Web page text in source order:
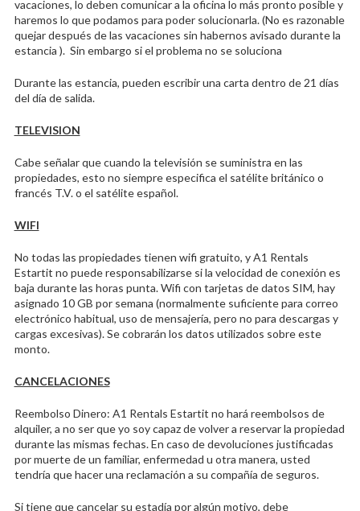
vacaciones, lo deben comunicar a la oficina lo más pronto posible y
haremos lo que podamos para poder solucionarla. (No es razonable
quejar después de las vacaciones sin habernos avisado durante la
estancia ). Sin embargo si el problema no se soluciona
Durante las estancia, pueden escribir una carta dentro de 21 días
del día de salida.
TELEVISION
Cabe señalar que cuando la televisión se suministra en las
propiedades, esto no siempre especifica el satélite británico o
francés T.V. o el satélite español.
WIFI
No todas las propiedades tienen wifi gratuito, y A1 Rentals
Estartit no puede responsabilizarse si la velocidad de conexión es
baja durante las horas punta. Wifi con tarjetas de datos SIM, hay
asignado 10 GB por semana (normalmente suficiente para correo
electrónico habitual, uso de mensajería, pero no para descargas y
cargas excesivas). Se cobrarán los datos utilizados sobre este
monto.
CANCELACIONES
Reembolso Dinero: A1 Rentals Estartit no hará reembolsos de
alquiler, a no ser que yo soy capaz de volver a reservar la propiedad
durante las mismas fechas. En caso de devoluciones justificadas
por muerte de un familiar, enfermedad u otra manera, usted
tendría que hacer una reclamación a su compañía de seguros.
Si tiene que cancelar su estadía por algún motivo, debe